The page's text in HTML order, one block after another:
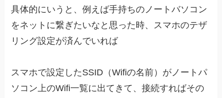
具体的にいうと、例えば手持ちのノートバソコン
をネットに繋ぎたいなと思った時、スマホのテザ
リング設定が済んでいれば
スマホで設定したSSID（Wifiの名前）がノートパ
ソコン上のWifi一覧に出てきて、接続すればその